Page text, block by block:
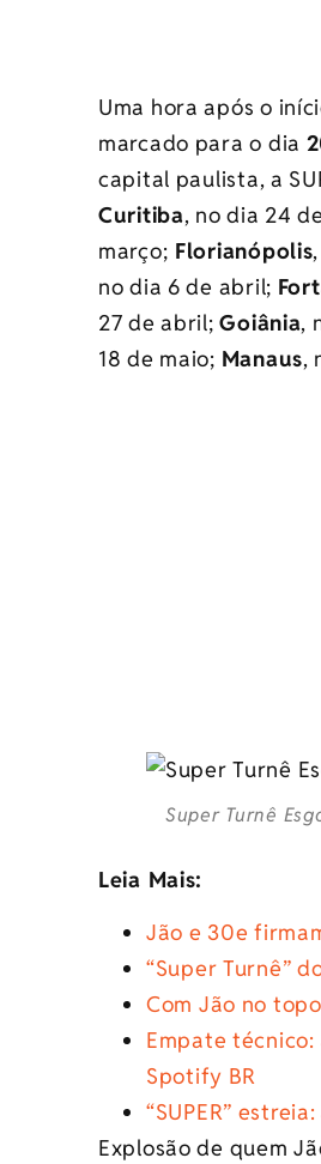
Uma hora após o
marcado para o dia
capital paulista, a
Curitiba, no dia 24
março; Florianópolis
no dia 6 de abril;
27 de abril;Goiânia,
18 de maio; Manaus,
Super Turnê
Leia Mais:
Jão e 30e
“Super Turnê”
Com Jão no
Empate
Spotify BR
“SUPER”
Explosão de quem